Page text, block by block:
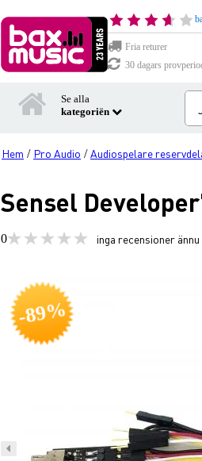
Fria returer
30 dagars
Se alla
kategoriën
Hem / Pro Audio /Audiospelare
Sensel
0 inga recensioner ännu
-89%